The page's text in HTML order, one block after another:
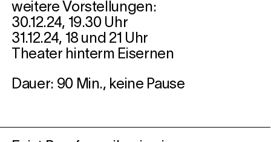
weitere Vorstellungen:
30.12.24, 19.30 Uhr
31.12.24, 18 und 21 Uhr
Theater hinterm Eisernen
Dauer: 90 Min., keine Pause